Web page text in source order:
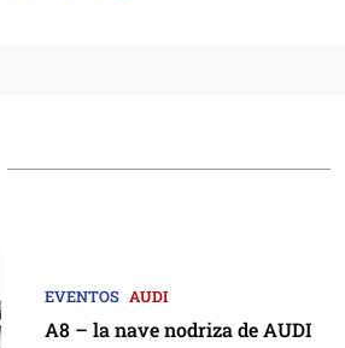
EVENTOS AUDI
A8 – la nave nodriza de AUDI